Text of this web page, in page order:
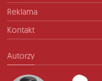
Reklama
Kontakt
Autorzy